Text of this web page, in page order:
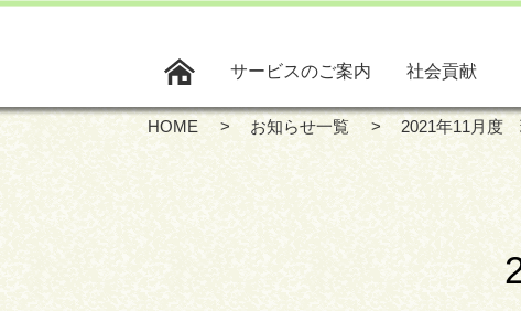
サービスのご案内 社会貢献
HOME お知らせ一覧 2021年11月度